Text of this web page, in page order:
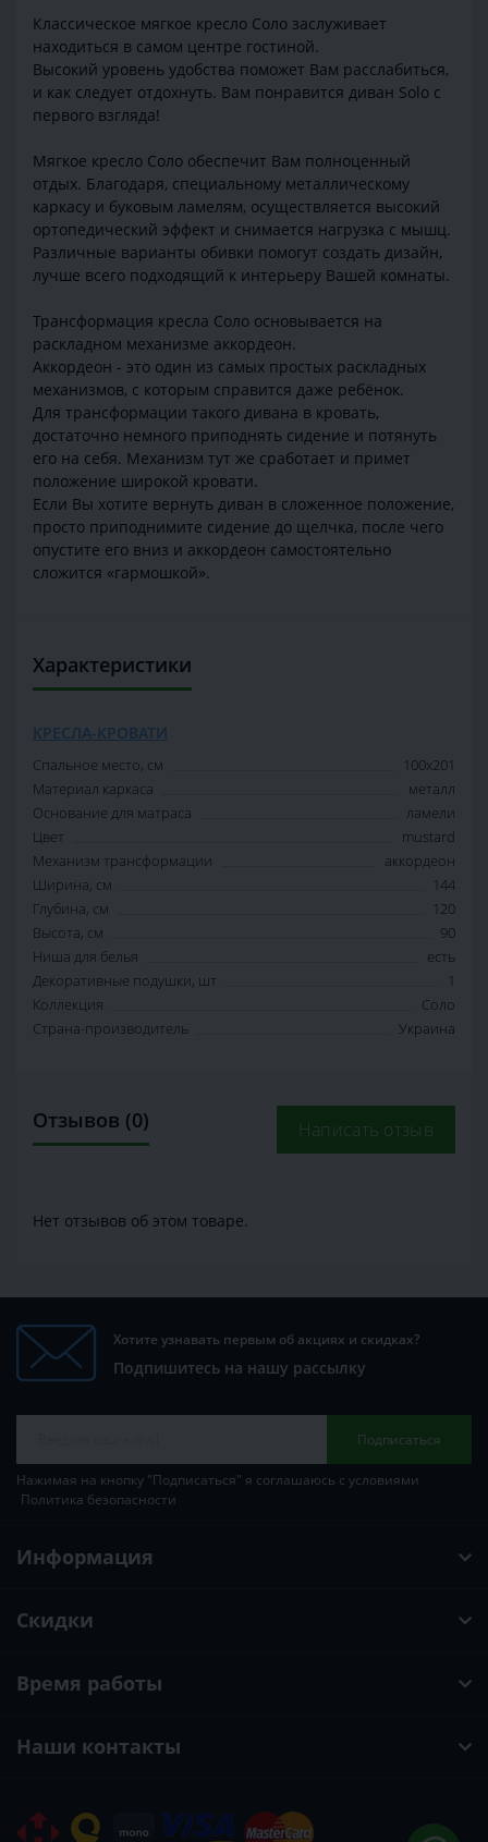
Классическое мягкое кресло Соло заслуживает
находиться в самом центре гостиной.
Высокий уровень удобства поможет Вам расслабиться,
и как следует отдохнуть. Вам понравится диван Solo с
первого взгляда!
Мягкое кресло Соло обеспечит Вам полноценный
отдых. Благодаря, специальному металлическому
каркасу и буковым ламелям, осуществляется высокий
ортопедический эффект и снимается нагрузка с мышц.
Различные варианты обивки помогут создать дизайн,
лучше всего подходящий к интерьеру Вашей комнаты.
Трансформация кресла Соло основывается на
раскладном механизме аккордеон.
Аккордеон - это один из самых простых раскладных
механизмов, с которым справится даже ребёнок.
Для трансформации такого дивана в кровать,
достаточно немного приподнять сидение и потянуть
его на себя. Механизм тут же сработает и примет
положение широкой кровати.
Если Вы хотите вернуть диван в сложенное положение,
просто приподнимите сидение до щелчка, после чего
опустите его вниз и аккордеон самостоятельно
сложится «гармошкой».
Характеристики
КРЕСЛА-КРОВАТИ
Спальное место, см
100х201
Материал каркаса
металл
Основание для матраса
ламели
Цвет
mustard
Механизм трансформации
аккордеон
Ширина, см
144
Глубина, см
120
Высота, см
90
Ниша для белья
есть
Декоративные подушки, шт
1
Коллекция
Соло
Страна-производитель
Украина
Отзывов (0) Написать отзыв
Нет отзывов об этом товаре.
Хотите узнавать первым об акциях и скидках?
Подпишитесь на нашу рассылку
Подписаться
Нажимая на кнопку "Подписаться" я соглашаюсь с условиями
Политика безопасности
Информация
Скидки
Время работы
Наши контакты